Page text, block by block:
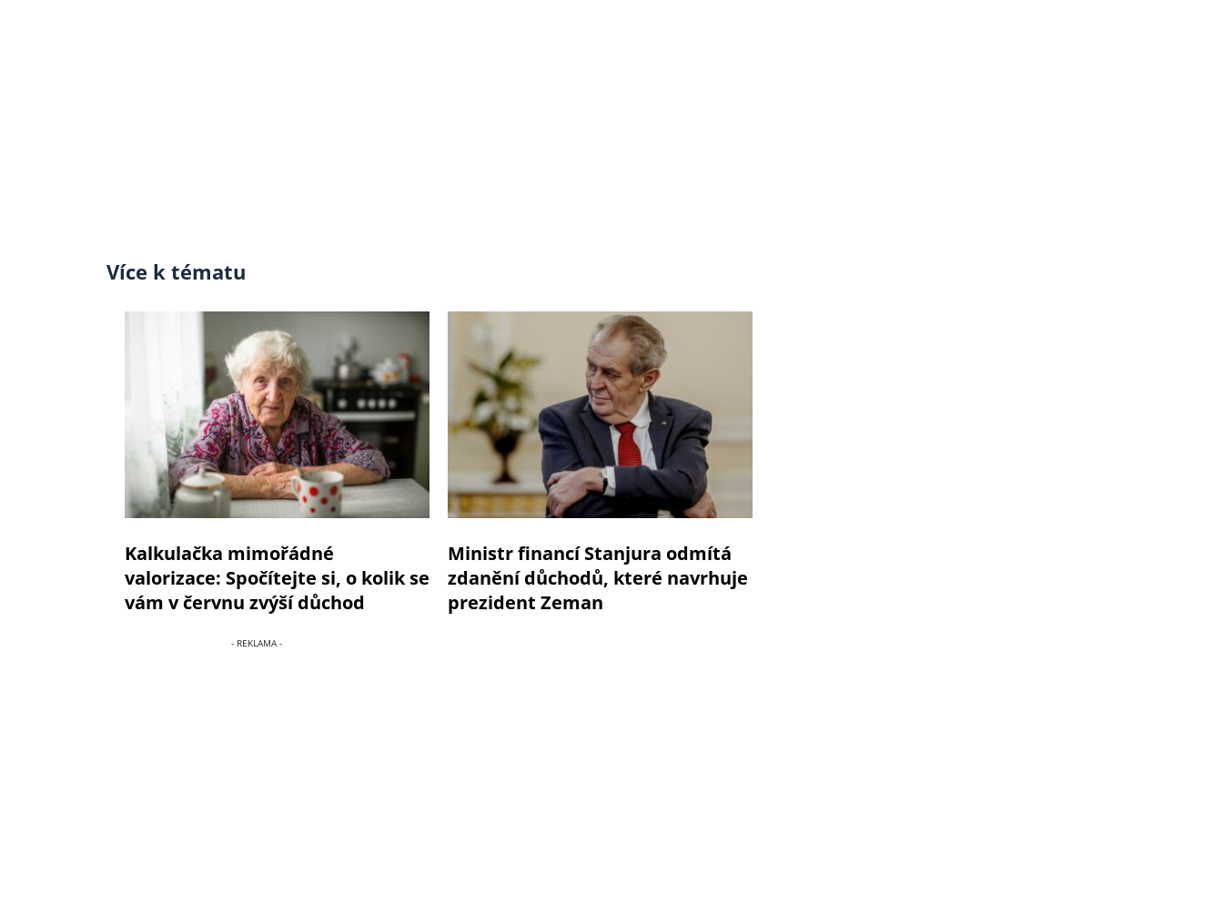
Více k tématu
Kalkulačka mimořádné
valorizace: Spočítejte si, o kolik se
vám v červnu zvýší důchod
Ministr financí Stanjura odmítá
zdanění důchodů, které navrhuje
prezident Zeman